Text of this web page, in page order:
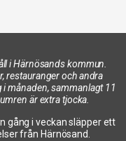
i Härnösands kommun.
restauranger och andra
månaden, sammanlagt 11
är extra tjocka.
gång i veckan släpper ett
från Härnösand.